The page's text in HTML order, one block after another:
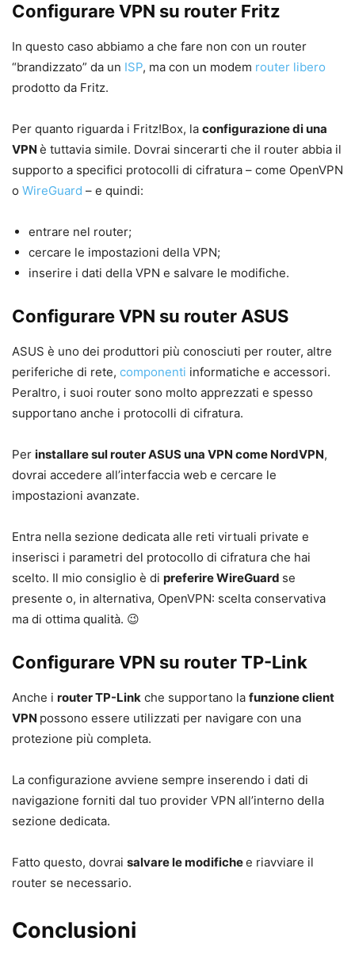
Configurare VPN su router Fritz
In questo caso abbiamo a che fare non con un router
“brandizzato” da un ISP, ma con un modem router libero
prodotto da Fritz.
Per quanto riguarda i Fritz!Box, la configurazione di una
VPN è tuttavia simile. Dovrai sincerarti che il router abbia il
supporto a specifici protocolli di cifratura – come OpenVPN
o WireGuard – e quindi:
entrare nel router;
cercare le impostazioni della VPN;
inserire i dati della VPN e salvare le modifiche.
Configurare VPN su router ASUS
ASUS è uno dei produttori più conosciuti per router, altre
periferiche di rete, componenti informatiche e accessori.
Peraltro, i suoi router sono molto apprezzati e spesso
supportano anche i protocolli di cifratura.
Per installare sul router ASUS una VPN come NordVPN,
dovrai accedere all’interfaccia web e cercare le
impostazioni avanzate.
Entra nella sezione dedicata alle reti virtuali private e
inserisci i parametri del protocollo di cifratura che hai
scelto. Il mio consiglio è di preferire WireGuard se
presente o, in alternativa, OpenVPN: scelta conservativa
ma di ottima qualità. 😉
Configurare VPN su router TP-Link
Anche i router TP-Link che supportano la funzione client
VPN possono essere utilizzati per navigare con una
protezione più completa.
La configurazione avviene sempre inserendo i dati di
navigazione forniti dal tuo provider VPN all’interno della
sezione dedicata.
Fatto questo, dovrai salvare le modifichee riavviare il
router se necessario.
Conclusioni